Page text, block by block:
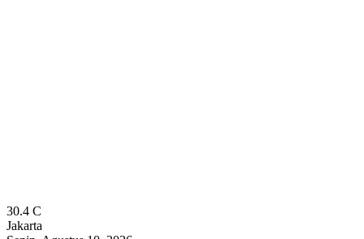
30.4 C
Jakarta